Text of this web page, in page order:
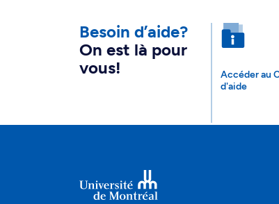
Besoin d’aide?
On est là pour
vous!
Accéder au
d'aide